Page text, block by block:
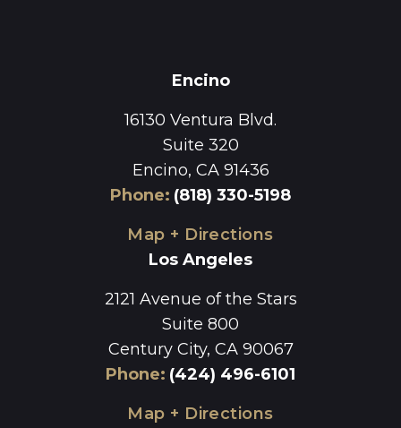
Encino
16130 Ventura Blvd.
Suite 320
Encino, CA 91436
Phone: (818) 330-5198
Map + Directions
Los Angeles
2121 Avenue of the Stars
Suite 800
Century City, CA 90067
Phone: (424) 496-6101
Map + Directions